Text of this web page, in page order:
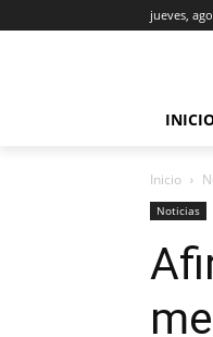
jueves,
Inicio
Noticias